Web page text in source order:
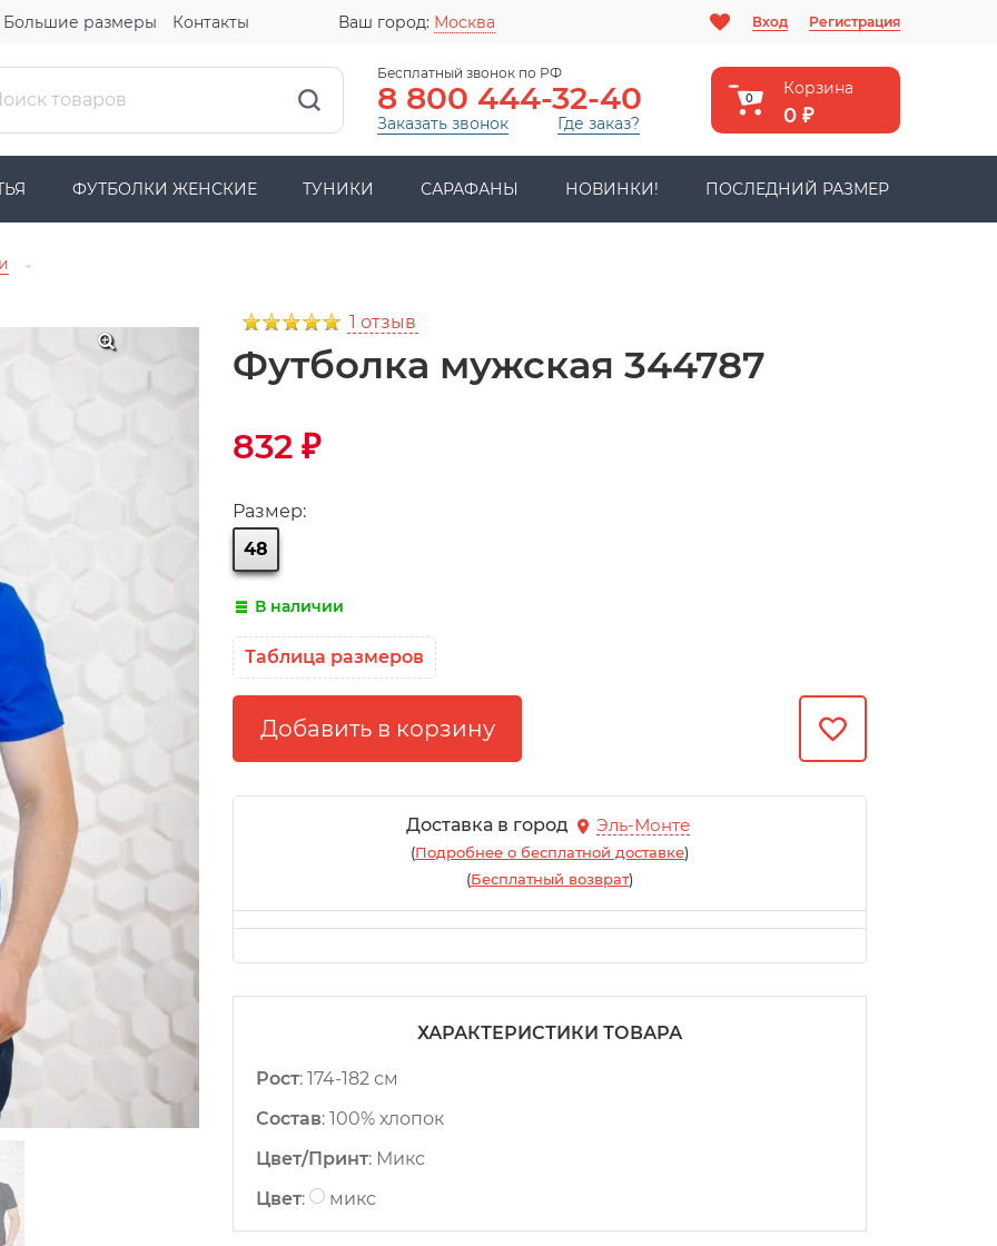
Большие размеры Контакты Ваш город: Москва Вход Регистрация
Бесплатный звонок по РФ
8 800 444-32-40
Заказать звонок Где заказ?
Корзина
0
0 ₽
ФУТБОЛКИ ЖЕНСКИЕ ТУНИКИ САРАФАНЫ НОВИНКИ! ПОСЛЕДНИЙ РАЗМЕР
→
1 отзыв
Футболка мужская 344787
832 ₽
Размер:
48
В наличии
Таблица размеров
Доставка в город Эль-Монте
(Подробнее о бесплатной доставке)
(Бесплатный возврат)
ХАРАКТЕРИСТИКИ ТОВАРА
Рост: 174-182 см
Состав: 100% хлопок
Цвет/Принт: Микс
Цвет: микс